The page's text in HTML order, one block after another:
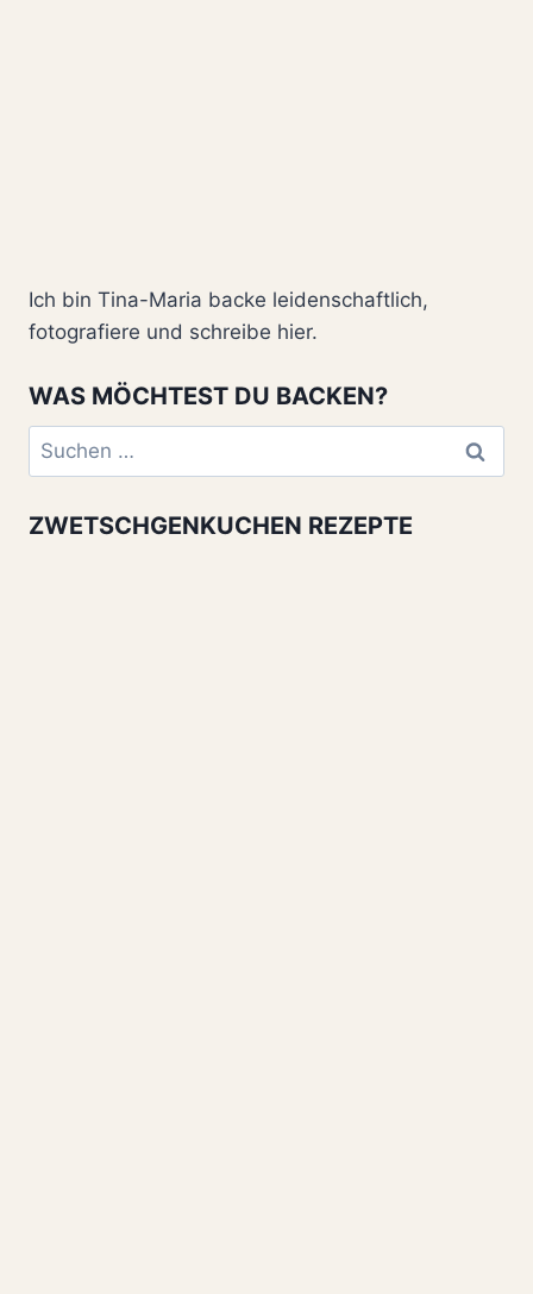
Ich bin Tina-Maria backe leidenschaftlich,
fotografiere und schreibe hier.
WAS MÖCHTEST DU BACKEN?
Suchen
nach:
ZWETSCHGENKUCHEN REZEPTE